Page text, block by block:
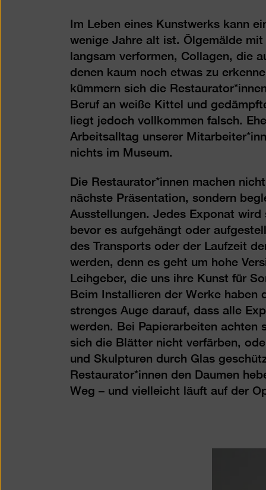
Im Leben eines Kunstwerks kann
wenige Jahre alt ist. Ölgemälde
langsam verformen, Collagen, die
denen kaum noch etwas zu
kümmern sich die
Beruf an weiße Kittel und
liegt jedoch vollkommen falsch.
Arbeitsalltag unserer
nichts im Museum.
Die Restaurator*innen machen
nächste Präsentation, sondern
Ausstellungen. Jedes Exponat
bevor es aufgehängt oder
des Transports oder der Laufzeit
werden, denn es geht um hohe
Leihgeber, die uns ihre Kunst für
Beim Installieren der Werke haben
strenges Auge darauf, dass alle
werden. Bei Papierarbeiten achten
sich die Blätter nicht verfärben,
und Skulpturen durch Glas
Restaurator*innen den Daumen
Weg – und vielleicht läuft auf der